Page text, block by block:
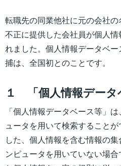
転職先の同業他社に元の会社
不正に提供した会社員が個人
れました。個人情報データベ
捕は、全国初とのことです。
１ 「個人情報データ
「個人情報データベース等」
ュータを用いて検索すること
した、個人情報を含む情報の
ンピュータを用いていない場